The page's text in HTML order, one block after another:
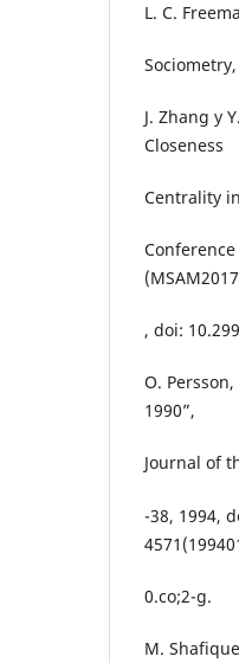
L. C.
J. Zhang y
Closeness
Centrality
, doi:
O.
1990”,
Journal of
-38, 1994,
0.co;2-g.
M.